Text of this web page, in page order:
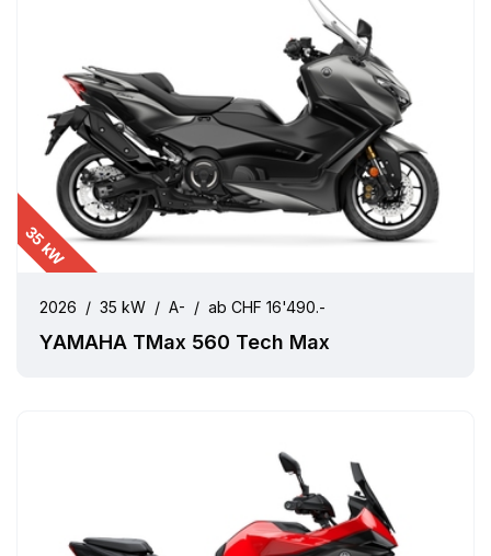
35 kW
2026 / 35 kW / A- / ab CHF 16'490.-
YAMAHA TMax 560 Tech Max